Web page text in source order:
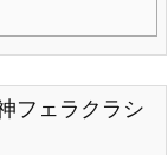
フェラクラシ